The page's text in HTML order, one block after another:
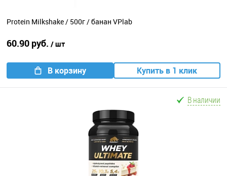
Protein Milkshake / 500г / банан VPlab
60.90 руб. / шт
В корзину Купить в 1 клик
В наличии